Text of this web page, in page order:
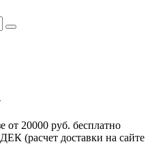
от 20000 руб. бесплатно
(расчет доставки на сайте